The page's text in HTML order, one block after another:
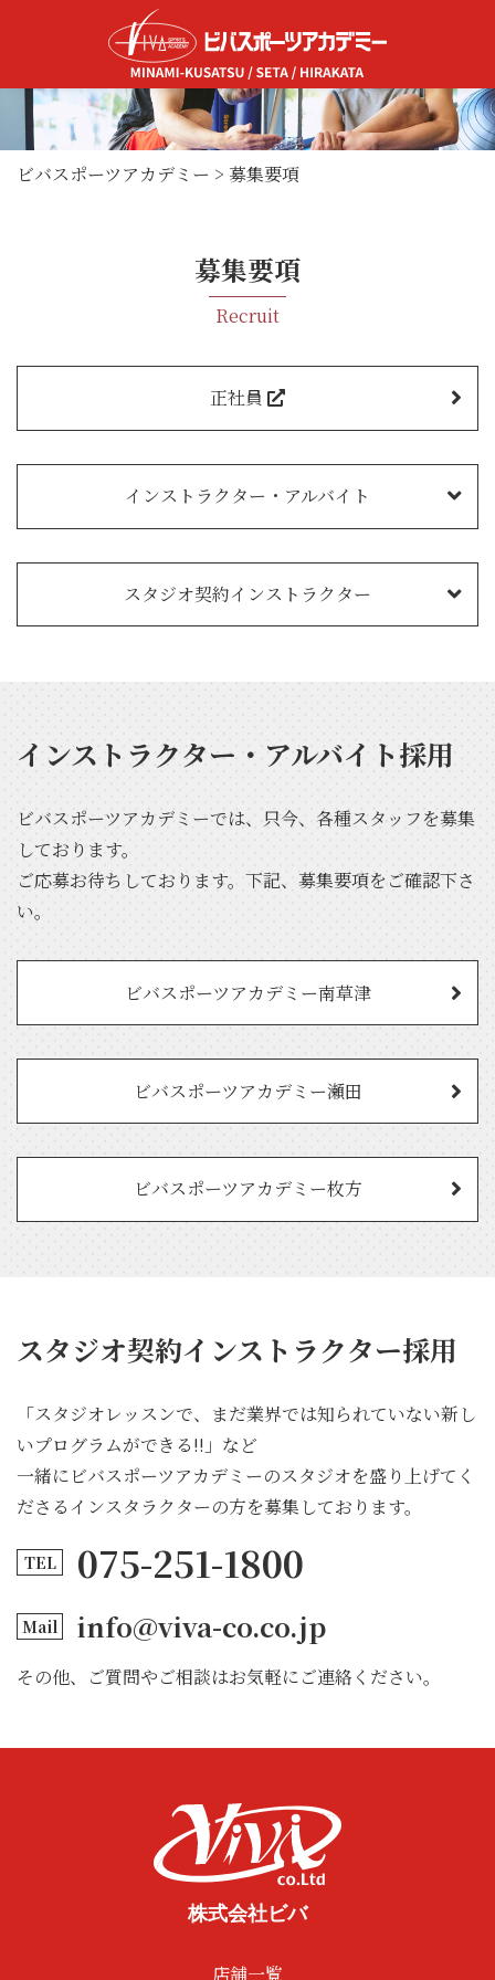
ビバスポーツアカデミー > 募集要項
募集要項
Recruit
正社員
インストラクター・アルバイト
スタジオ契約インストラクター
インストラクター・アルバイト採用
ビバスポーツアカデミーでは、只今、各種スタッフを募集
しております。
ご応募お待ちしております。下記、募集要項をご確認下さ
い。
ビバスポーツアカデミー南草津
ビバスポーツアカデミー瀬田
ビバスポーツアカデミー枚方
スタジオ契約インストラクター採用
「スタジオレッスンで、まだ業界では知られていない新し
いプログラムができる!!」など
一緒にビバスポーツアカデミーのスタジオを盛り上げてく
ださるインスタラクターの方を募集しております。
TEL 075-251-1800
Mail info@viva-co.co.jp
その他、ご質問やご相談はお気軽にご連絡ください。
店舗一覧